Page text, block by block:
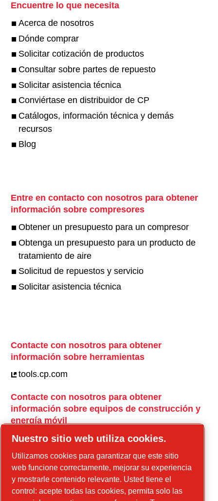
Encuentre lo que necesita
Acerca de nosotros
Dónde comprar
Solicitar cotización de productos
Consultar sobre partes de repuesto
Solicitar asistencia técnica
Conviértase en distribuidor de CP
Catálogos, información técnica y demás
recursos
Blog
Entre en contacto con nosotros para obtener
información sobre compresores
Obtener un presupuesto para un compresor
Obtenga un presupuesto para un producto de
tratamiento de aire
Solicitud de repuestos y servicio
Solicitar asistencia técnica
Contacte con nosotros para obtener
información sobre herramientas
tools.cp.com
Contacte con nosotros para obtener
información sobre equipos de construcción y
energía móvil
power-technique.cp.com
Instagram
Facebook
Nuestro sitio web utiliza cookies.
Utilizamos cookies para garantizar que este sitio
web funcione correctamente, mejorar su experiencia
y mostrarle contenido relevante. Usted tiene el
control: acepte todas las cookies, permita solo las